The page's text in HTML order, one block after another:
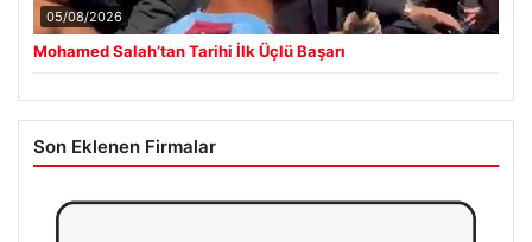
05/08/2026
Mohamed Salah’tan Tarihi İlk Üçlü Başarı
Son Eklenen Firmalar